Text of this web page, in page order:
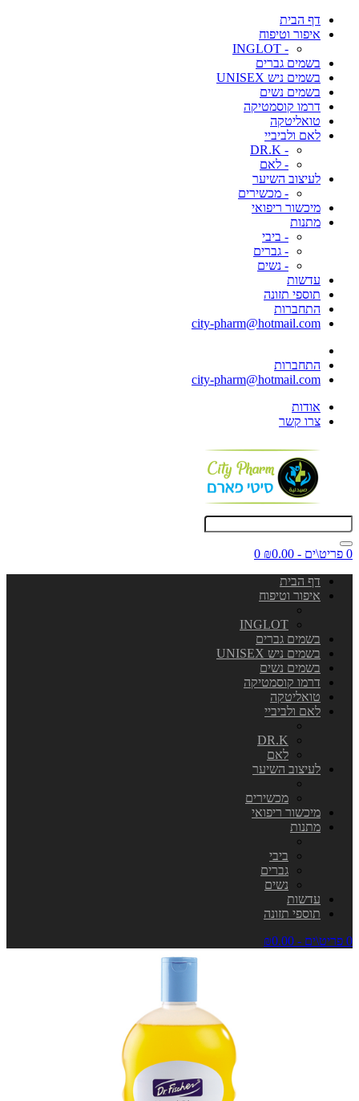
דף הבית
איפור וטיפוח
- INGLOT
בשמים גברים
בשמים ניש UNISEX
בשמים נשים
דרמו קוסמטיקה
טואליטקה
לאם ולביביי
- DR.K
- לאם
לעיצוב השיער
- מכשירים
מיכשור ריפואי
מתנות
- ביבי
- גברים
- נשים
עדשות
תוספי תזונה
התחברות
city-pharm@hotmail.com
התחברות
city-pharm@hotmail.com
אודות
צרו קשר
0 פריט\ים - ₪0.00
0
דף הבית
איפור וטיפוח
INGLOT
בשמים גברים
בשמים ניש UNISEX
בשמים נשים
דרמו קוסמטיקה
טואליטקה
לאם ולביביי
DR.K
לאם
לעיצוב השיער
מכשירים
מיכשור ריפואי
מתנות
ביבי
גברים
נשים
עדשות
תוספי תזונה
0 פריט\ים - ₪0.00